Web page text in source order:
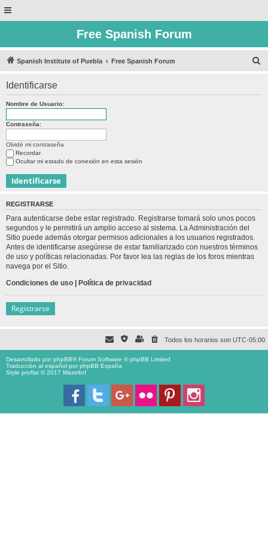
Free Spanish Forum
Spanish Institute of Puebla Free Spanish Forum
Identificarse
Nombre de Usuario:
Contraseña:
Olvidé mi contraseña
Recordar
Ocultar mi estado de conexión en esta sesión
REGISTRARSE
Para autenticarse debe estar registrado. Registrarse tomará solo unos pocos
segundos y le permitirá un amplio acceso al sistema. La Administración del
Sitio puede además otorgar permisos adicionales a los usuarios registrados.
Antes de identificarse asegúrese de estar familiarizado con nuestros términos
de uso y políticas relacionadas. Por favor lea las reglas de los foros mientras
navega por el Sitio.
Condiciones de uso | Política de privacidad
Registrarse
Todos los horarios son UTC-05:00
Desarrollado porphpBB® Forum Software © phpBB Limited
Traducción al español porphpBB España
Style proflat © 2017 Mazeltof